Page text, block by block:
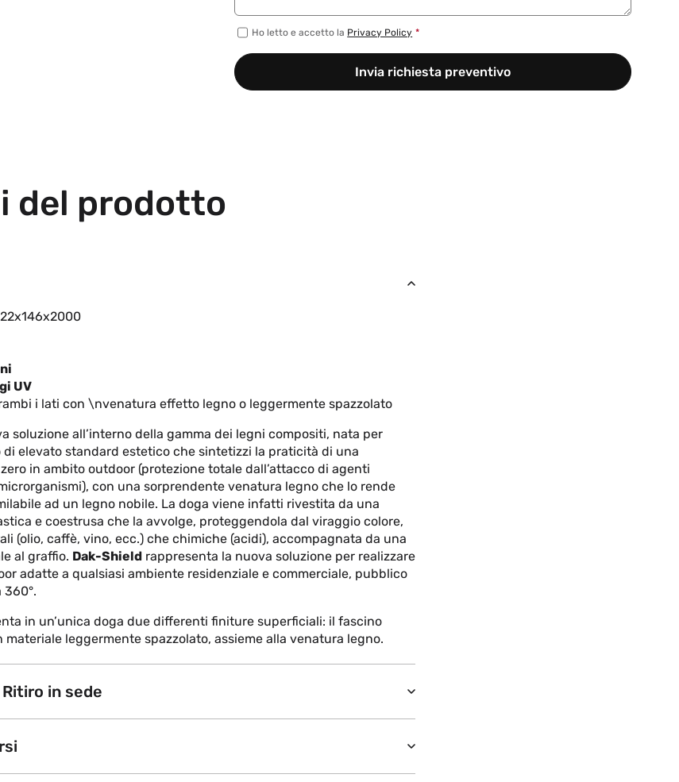
Ho letto e accetto la Privacy Policy *
Invia richiesta preventivo
del prodotto
UV
i lati con \nvenatura effetto legno o leggermente spazzolato
soluzione all’interno della gamma dei legni compositi, nata per
elevato standard estetico che sintetizzi la praticità di una
in ambito outdoor (protezione totale dall’attacco di agenti
con una sorprendente venatura legno che lo rende
ad un legno nobile. La doga viene infatti rivestita da una
e coestrusa che la avvolge, proteggendola dal viraggio colore,
(olio, caffè, vino, ecc.) che chimiche (acidi), accompagnata da una
al graffio. Dak-Shield rappresenta la nuova soluzione per realizzare
adatte a qualsiasi ambiente residenziale e commerciale, pubblico
in un’unica doga due differenti finiture superficiali: il fascino
leggermente spazzolato, assieme alla venatura legno.
in sede